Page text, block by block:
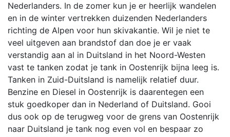
Nederlanders. In de zomer kun je er heerlijk wandelen
en in de winter vertrekken duizenden Nederlanders
richting de Alpen voor hun skivakantie. Wil je niet te
veel uitgeven aan brandstof dan doe je er vaak
verstandig aan al in Duitsland in het Noord-Westen
vast te tanken zodat je tank in Oostenrijk bijna leeg is.
Tanken in Zuid-Duitsland is namelijk relatief duur.
Benzine en Diesel in Oostenrijk is daarentegen een
stuk goedkoper dan in Nederland of Duitsland. Gooi
dus ook op de terugweg voor de grens van Oostenrijk
naar Duitsland je tank nog even vol en bespaar zo